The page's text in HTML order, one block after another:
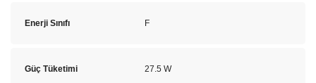
Enerji Sınıfı F
Güç Tüketimi 27.5 W